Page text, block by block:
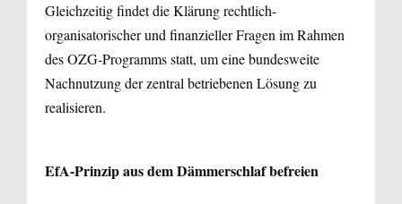
Gleichzeitig findet die Klärung rechtlich-
organisatorischer und finanzieller Fragen im Rahmen
des OZG-Programms statt, um eine bundesweite
Nachnutzung der zentral betriebenen Lösung zu
realisieren.
EfA-Prinzip aus dem Dämmerschlaf befreien